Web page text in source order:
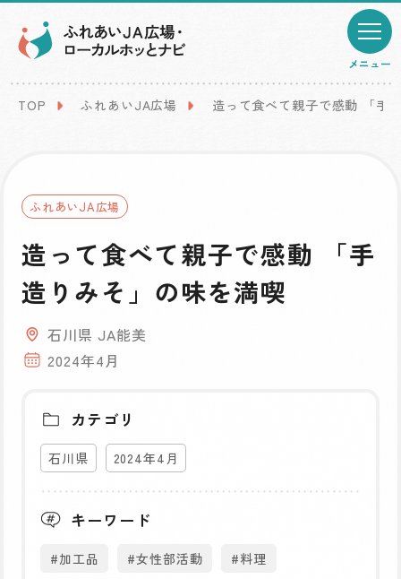
メニュー
TOP ふれあいJA広場 造って食べて親子で感動 「手
ふれあいJA広場
造って食べて親子で感動 「手
造りみそ」の味を満喫
石川県 JA能美
2024年4月
カテゴリ
石川県 2024年4月
キーワード
#加工品 #女性部活動
#料理